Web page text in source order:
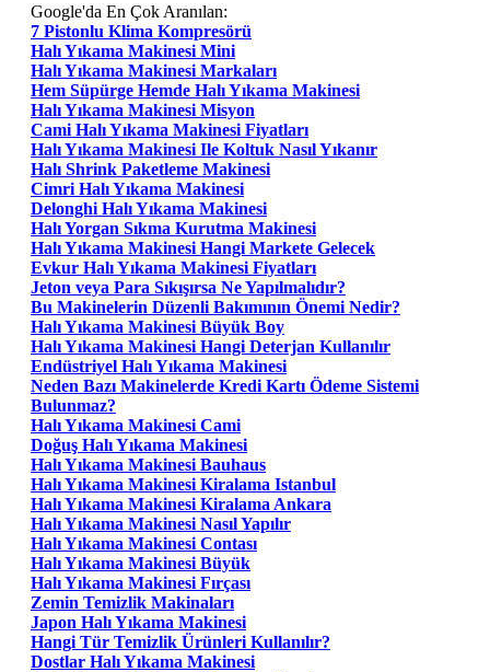
Google'da En Çok Aranılan:
7 Pistonlu Klima Kompresörü
Halı Yıkama Makinesi Mini
Halı Yıkama Makinesi Markaları
Hem Süpürge Hemde Halı Yıkama Makinesi
Halı Yıkama Makinesi Misyon
Cami Halı Yıkama Makinesi Fiyatları
Halı Yıkama Makinesi Ile Koltuk Nasıl Yıkanır
Halı Shrink Paketleme Makinesi
Cimri Halı Yıkama Makinesi
Delonghi Halı Yıkama Makinesi
Halı Yorgan Sıkma Kurutma Makinesi
Halı Yıkama Makinesi Hangi Markete Gelecek
Evkur Halı Yıkama Makinesi Fiyatları
Jeton veya Para Sıkışırsa Ne Yapılmalıdır?
Bu Makinelerin Düzenli Bakımının Önemi Nedir?
Halı Yıkama Makinesi Büyük Boy
Halı Yıkama Makinesi Hangi Deterjan Kullanılır
Endüstriyel Halı Yıkama Makinesi
Neden Bazı Makinelerde Kredi Kartı Ödeme Sistemi
Bulunmaz?
Halı Yıkama Makinesi Cami
Doğuş Halı Yıkama Makinesi
Halı Yıkama Makinesi Bauhaus
Halı Yıkama Makinesi Kiralama Istanbul
Halı Yıkama Makinesi Kiralama Ankara
Halı Yıkama Makinesi Nasıl Yapılır
Halı Yıkama Makinesi Contası
Halı Yıkama Makinesi Büyük
Halı Yıkama Makinesi Fırçası
Zemin Temizlik Makinaları
Japon Halı Yıkama Makinesi
Hangi Tür Temizlik Ürünleri Kullanılır?
Dostlar Halı Yıkama Makinesi